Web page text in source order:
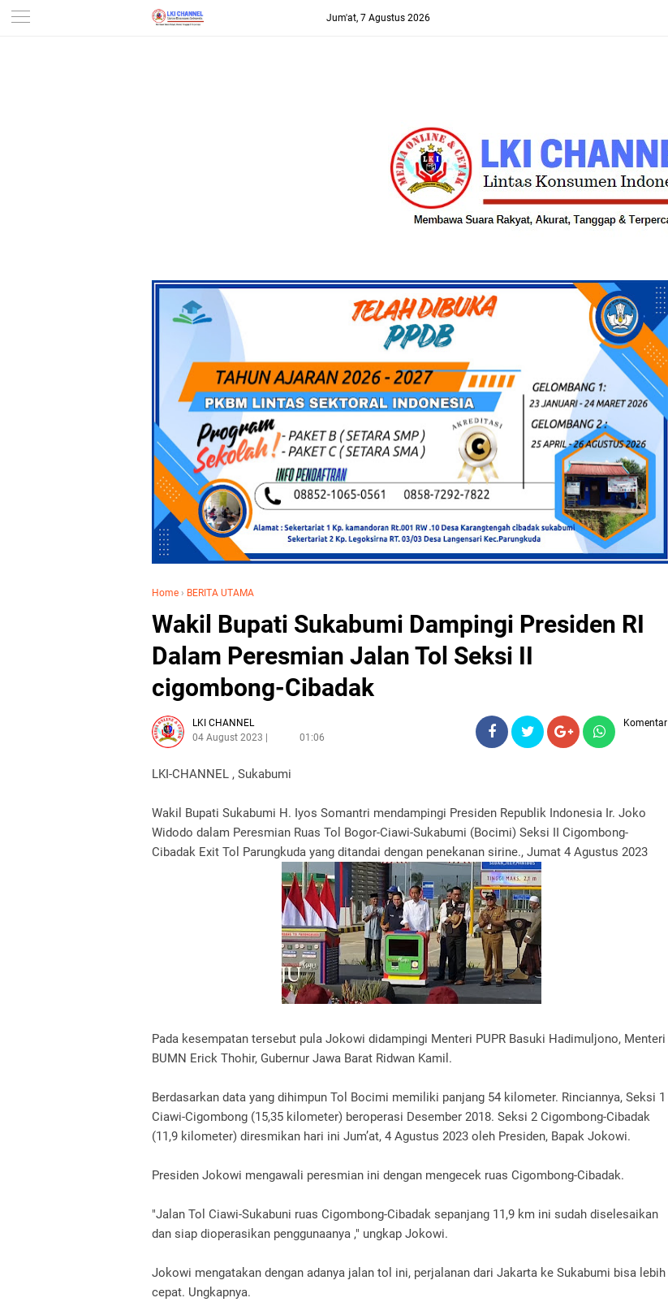
-->
Jum'at, 7 Agustus 2026
Home › BERITA UTAMA
Wakil Bupati Sukabumi Dampingi Presiden RI
Dalam Peresmian Jalan Tol Seksi II
cigombong-Cibadak
LKI CHANNEL
04 August 2023
01:06
Komentar
LKI-CHANNEL , Sukabumi
Wakil Bupati Sukabumi H. Iyos Somantri mendampingi Presiden Republik Indonesia Ir. Joko
Widodo dalam Peresmian Ruas Tol Bogor-Ciawi-Sukabumi (Bocimi) Seksi II Cigombong-
Cibadak Exit Tol Parungkuda yang ditandai dengan penekanan sirine., Jumat 4 Agustus 2023
Pada kesempatan tersebut pula Jokowi didampingi Menteri PUPR Basuki Hadimuljono, Menteri
BUMN Erick Thohir, Gubernur Jawa Barat Ridwan Kamil.
Berdasarkan data yang dihimpun Tol Bocimi memiliki panjang 54 kilometer. Rinciannya, Seksi 1
Ciawi-Cigombong (15,35 kilometer) beroperasi Desember 2018. Seksi 2 Cigombong-Cibadak
(11,9 kilometer) diresmikan hari ini Jum’at, 4 Agustus 2023 oleh Presiden, Bapak Jokowi.
Presiden Jokowi mengawali peresmian ini dengan mengecek ruas Cigombong-Cibadak.
"Jalan Tol Ciawi-Sukabuni ruas Cigombong-Cibadak sepanjang 11,9 km ini sudah diselesaikan
dan siap dioperasikan penggunaanya ," ungkap Jokowi.
Jokowi mengatakan dengan adanya jalan tol ini, perjalanan dari Jakarta ke Sukabumi bisa lebih
cepat. Ungkapnya.